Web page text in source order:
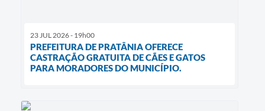
23 JUL 2026 - 19h00
PREFEITURA DE PRATÂNIA OFERECE
CASTRAÇÃO GRATUITA DE CÃES E GATOS
PARA MORADORES DO MUNICÍPIO.